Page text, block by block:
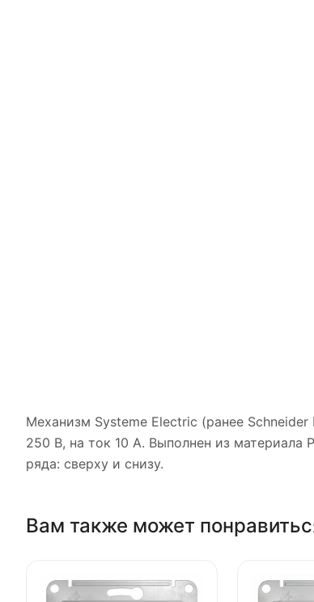
Механизм Systeme Electric (ранее
250 В, на ток 10 А. Выполнен из
ряда: сверху и снизу.
Вам также может